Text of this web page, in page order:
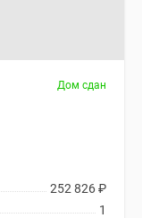
Дом сдан
252 826₽
1